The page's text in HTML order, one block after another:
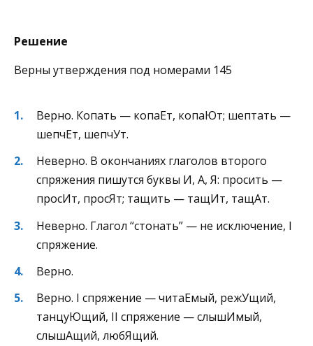
Решение
Верны утверждения под номерами 145
Верно. Копать — копаЕт, копаЮт; шептать —
шепчЕт, шепчУт.
Неверно. В окончаниях глаголов второго
спряжения пишутся буквы И, А, Я: просить —
просИт, просЯт; тащить — тащИт, тащАт.
Неверно. Глагол “стонать” — не исключение, I
спряжение.
Верно.
Верно. I спряжение — читаЕмый, режУщий,
танцуЮщий, II спряжение — слышИмый,
слышАщий, любЯщий.